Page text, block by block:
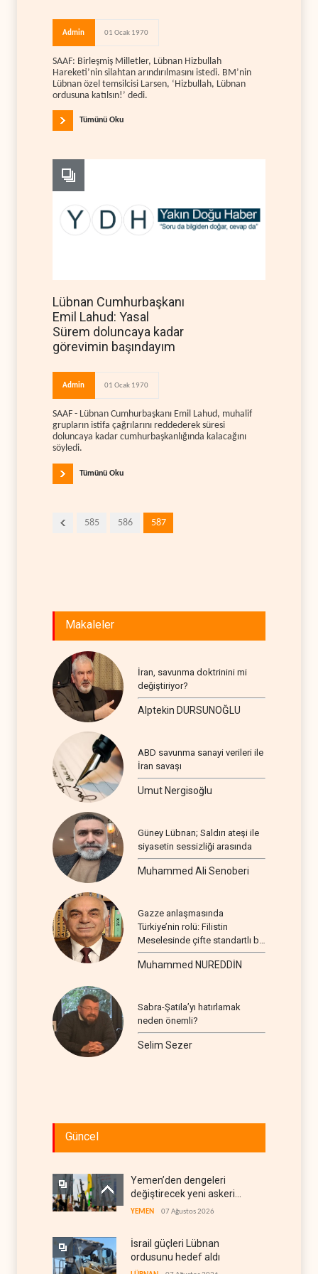
Admin 01 Ocak 1970
SAAF: Birleşmiş Milletler, Lübnan Hizbullah
Hareketi’nin silahtan arındırılmasını istedi. BM’nin
Lübnan özel temsilcisi Larsen, ‘Hizbullah, Lübnan
ordusuna katılsın!’ dedi.
Tümünü Oku
Lübnan Cumhurbaşkanı
Emil Lahud: Yasal
Sürem doluncaya kadar
görevimin başındayım
Admin 01 Ocak 1970
SAAF - Lübnan Cumhurbaşkanı Emil Lahud, muhalif
grupların istifa çağrılarını reddederek süresi
doluncaya kadar cumhurbaşkanlığında kalacağını
söyledi.
Tümünü Oku
585 586 587
Makaleler
İran, savunma doktrinini mi
değiştiriyor?
Alptekin DURSUNOĞLU
ABD savunma sanayi verileri ile
İran savaşı
Umut Nergisoğlu
Güney Lübnan; Saldırı ateşi ile
siyasetin sessizliği arasında
Muhammed Ali Senoberi
Gazze anlaşmasında
Türkiye’nin rolü: Filistin
Meselesinde çifte standartlı bir
seyir
Muhammed NUREDDİN
Sabra-Şatila’yı hatırlamak
neden önemli?
Selim Sezer
Güncel
Yemen’den dengeleri
değiştirecek yeni askeri
denklem
YEMEN 07 Ağustos 2026
İsrail güçleri Lübnan
ordusunu hedef aldı